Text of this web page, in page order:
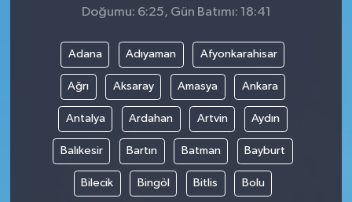
Doğumu: 6:25, Gün Batımı: 18:41
Adana Adıyaman Afyonkarahisar
Ağrı Aksaray Amasya Ankara
Antalya Ardahan Artvin Aydın
Balıkesir Bartın Batman Bayburt
Bilecik Bingöl Bitlis Bolu